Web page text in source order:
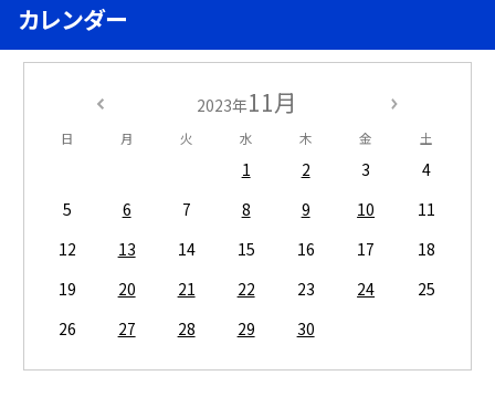
カレンダー
2023年11月
日 月 火 水 木 金 土
1 2 3
4
5
6 7 8 9 10
11
12
13 14 15 16 17
18
19
20 21 22 23 24
25
26
27 28 29 30